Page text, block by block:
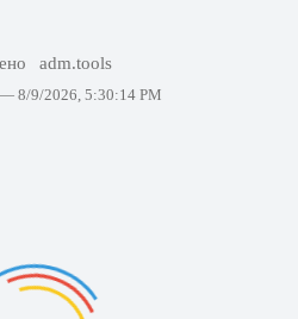
adm.tools
— 8/9/2026, 5:30:14 PM